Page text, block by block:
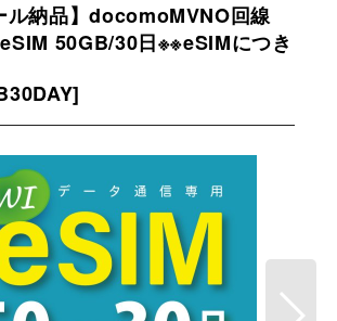
ル納品】docomoMVNO回線
50GB/30日※※eSIMにつき
]